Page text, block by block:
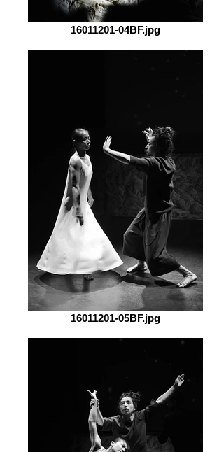
16011201-04BF.jpg
16011201-05BF.jpg